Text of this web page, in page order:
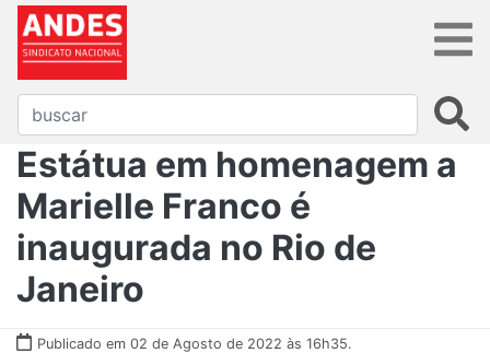
Estátua em homenagem a
Marielle Franco é
inaugurada no Rio de
Janeiro
Publicado em 02 de Agosto de 2022 às 16h35.